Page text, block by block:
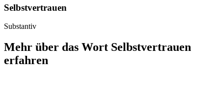
Selbstvertrauen
Substantiv
Mehr über das Wort Selbstvertrauen
erfahren